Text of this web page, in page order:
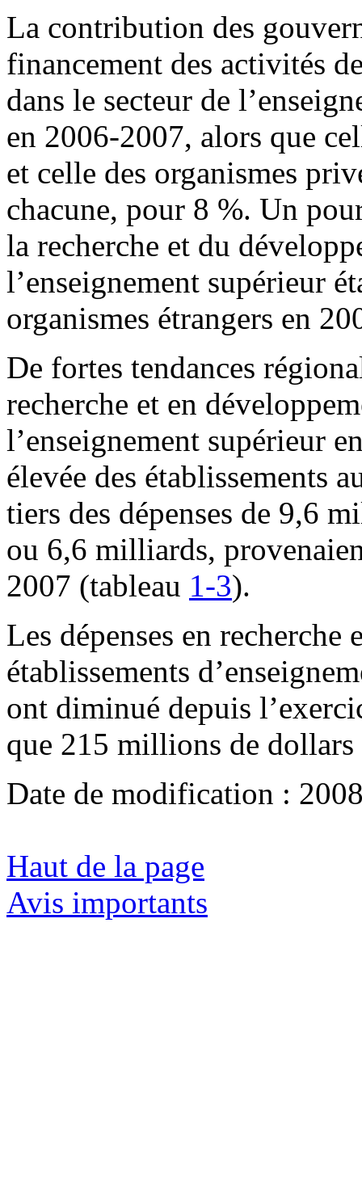
La contribution des
financement des activités
dans le secteur de
en 2006-2007, alors que
et celle des organismes
chacune, pour 8 %. Un
la recherche et du
l’enseignement supérieur
organismes étrangers en
De fortes tendances
recherche et en
l’enseignement supérieur
élevée des établissements
tiers des dépenses de 9,6
ou 6,6 milliards,
2007 (tableau 1-3).
Les dépenses en recherche
établissements
ont diminué depuis
que 215 millions de
Date de modification :
Haut de la page
Avis importants